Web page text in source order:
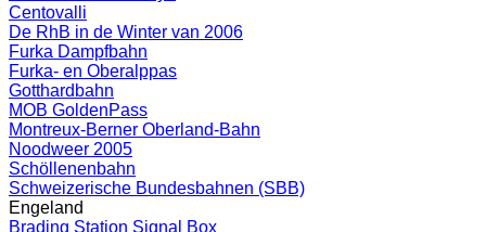
Centovalli
De RhB in de Winter van 2006
Furka Dampfbahn
Furka- en Oberalppas
Gotthardbahn
MOB GoldenPass
Montreux-Berner Oberland-Bahn
Noodweer 2005
Schöllenenbahn
Schweizerische Bundesbahnen (SBB)
Engeland
Brading Station Signal Box